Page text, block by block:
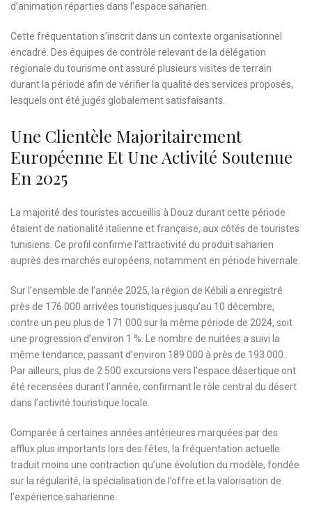
d’animation réparties dans l’espace saharien.
Cette fréquentation s’inscrit dans un contexte organisationnel
encadré. Des équipes de contrôle relevant de la délégation
régionale du tourisme ont assuré plusieurs visites de terrain
durant la période afin de vérifier la qualité des services proposés,
lesquels ont été jugés globalement satisfaisants.
Une Clientèle Majoritairement
Européenne Et Une Activité Soutenue
En 2025
La majorité des touristes accueillis à Douz durant cette période
étaient de nationalité italienne et française, aux côtés de touristes
tunisiens. Ce profil confirme l’attractivité du produit saharien
auprès des marchés européens, notamment en période hivernale.
Sur l’ensemble de l’année 2025, la région de Kébili a enregistré
près de 176 000 arrivées touristiques jusqu’au 10 décembre,
contre un peu plus de 171 000 sur la même période de 2024, soit
une progression d’environ 1 %. Le nombre de nuitées a suivi la
même tendance, passant d’environ 189 000 à près de 193 000.
Par ailleurs, plus de 2 500 excursions vers l’espace désertique ont
été recensées durant l’année, confirmant le rôle central du désert
dans l’activité touristique locale.
Comparée à certaines années antérieures marquées par des
afflux plus importants lors des fêtes, la fréquentation actuelle
traduit moins une contraction qu’une évolution du modèle, fondée
sur la régularité, la spécialisation de l’offre et la valorisation de
l’expérience saharienne.